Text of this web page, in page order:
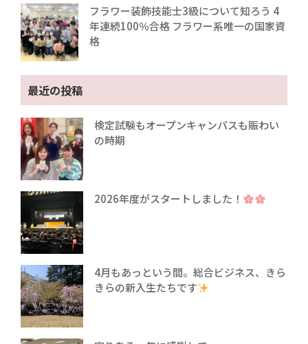
フラワー装飾技能士3級について知ろう 4
年連続100％合格 フラワー系唯一の国家資
格
最近の投稿
検定試験もオープンキャンパスも賑わい
の時期
2026年度がスタートしました！
4月もあっという間。総合ビジネス、きら
きらの新入生たちです